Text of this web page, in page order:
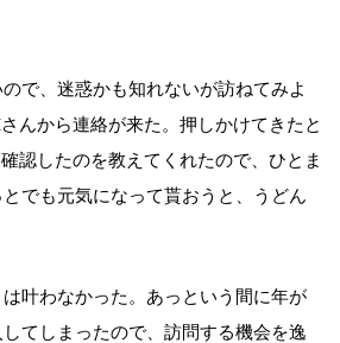
で、迷惑かも知れないが訪ねてみよ
んから連絡が来た。押しかけてきたと
認したのを教えてくれたので、ひとま
でも元気になって貰おうと、うどん
叶わなかった。あっという間に年が
てしまったので、訪問する機会を逸